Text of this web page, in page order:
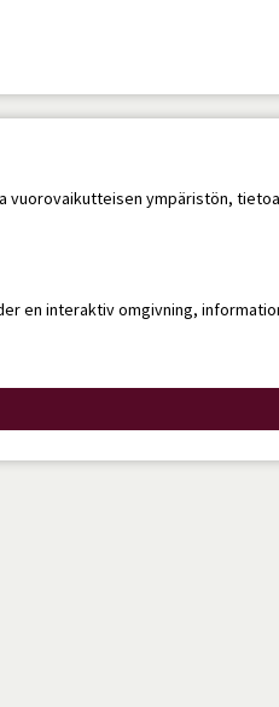
vuorovaikutteisen ympäristön,
en interaktiv omgivning,